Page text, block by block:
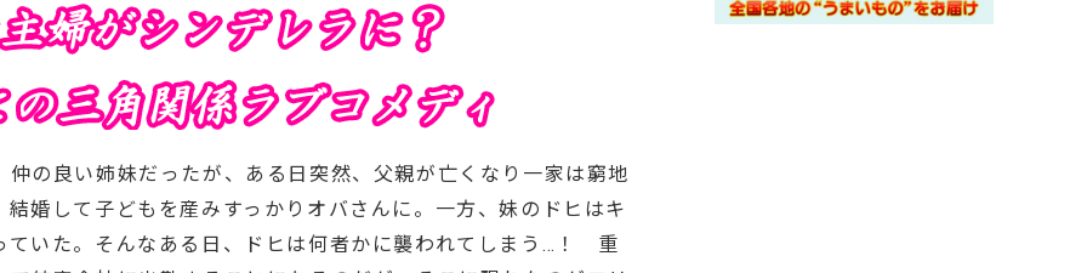
の良い姉妹だったが、ある日突然、父親が亡くなり一家は窮地
婚して子どもを産みすっかりオバさんに。一方、妹のドヒはキ
ていた。そんなある日、ドヒは何者かに襲われてしまう…！ 重